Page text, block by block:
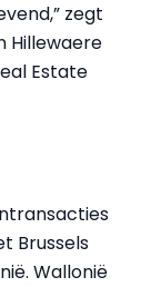
zegt
Hillewaere
Estate
Brussels
Wallonië